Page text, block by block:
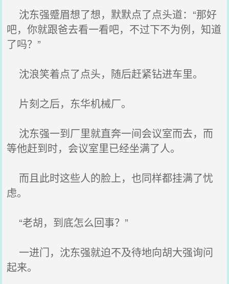
沈东强蹙眉想了想，默默点了点头道：“那好
吧，你就跟爸去看一看吧，不过下不为例，知道
了吗？”
沈浪笑着点了点头，随后赶紧钻进车里。
片刻之后，东华机械厂。
沈东强一到厂里就直奔一间会议室而去，而
等他赶到时，会议室里已经坐满了人。
而且此时这些人的脸上，也同样都挂满了忧
虑。
“老胡，到底怎么回事？”
一进门，沈东强就迫不及待地向胡大强询问
起来。